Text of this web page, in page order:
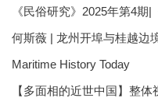
《民俗研究》2025年第4期|
何斯薇 | 龙州开埠与桂越边
Maritime History Today
【多面相的近世中国】整